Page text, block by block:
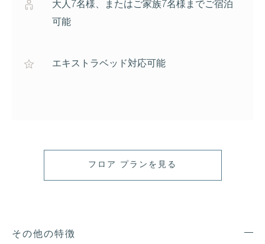
大人7名様、またはご家族7名様までご宿泊
可能
エキストラベッド対応可能
フロア プランを見る
その他の特徴